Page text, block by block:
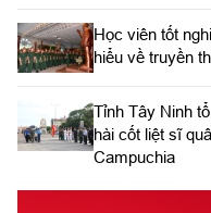
Học viên tốt
hiểu về truyền
​Tỉnh Tây Ninh
hài cốt liệt sĩ
Campuchia